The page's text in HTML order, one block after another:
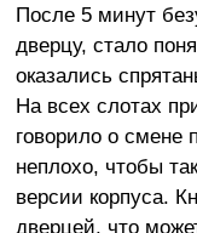
После 5 минут
дверцу, стало
оказались
На всех слотах
говорило о смене
неплохо, чтобы
версии корпуса.
дверцей, что